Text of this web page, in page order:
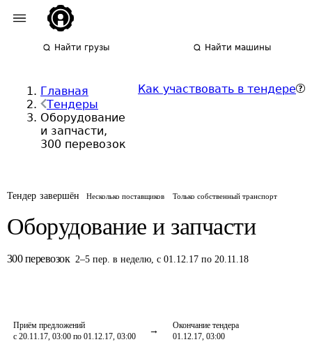
Найти грузы Найти машины
Главная
Тендеры
Оборудование
и запчасти,
300 перевозок
Как участвовать в тендере
Тендер завершён Несколько поставщиков Только собственный транспорт
Оборудование и запчасти
300 перевозок 2–5 пер. в неделю,с 01.12.17 по 20.11.18
Приём предложений
с 20.11.17, 03:00 по 01.12.17, 03:00
Окончание тендера
01.12.17, 03:00